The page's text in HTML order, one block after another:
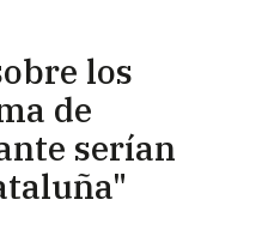
los
de
serían